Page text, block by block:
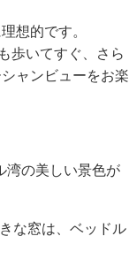
想的です。
歩いてすぐ、さら
ャンビューをお楽
湾の美しい景色が
な窓は、ベッドル